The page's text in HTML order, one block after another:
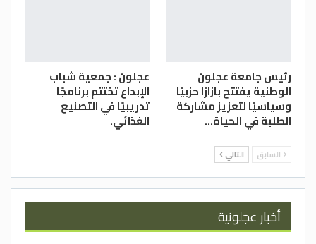
رئيس جامعة عجلون
الوطنية يفتتح بازارًا حزبيًا
وسياسيًا لتعزيز مشاركة
الطلبة في الحياة…
عجلون : جمعية شباب
الإبداع تختتم برنامجًا
تدريبيًا في التصنيع
الغذائي.
السابق التالي
أخبار عجلونية